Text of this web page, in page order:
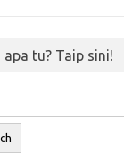
apa tu? Taip sini!